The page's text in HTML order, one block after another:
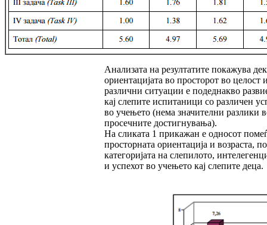
Анализата на резултатите покажува
ориен­тацијата во просторот во целост
различни ситуации е подеднакво
кај слепите ис­пи­таници со различен
во учењето (нема значителни разлики
просечните достигну­ва­ња).
На сликата 1 прикажан е односот
прос­­торната ориентација и возраста,
ка­те­горијата на слепилото,
и ус­пе­хот во учењето кај слепите деца.